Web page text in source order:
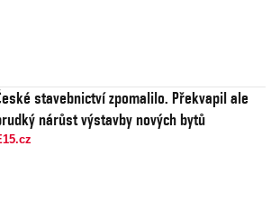
stavebnictví zpomalilo. Překvapil ale
nárůst výstavby nových bytů